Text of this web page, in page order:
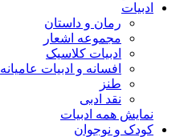
ادبیات
رمان و داستان
مجموعه اشعار
ادبیات کلاسیک
افسانه و ادبیات عامیانه
طنز
نقد ادبی
نمایش همه ادبیات
کودک و نوجوان